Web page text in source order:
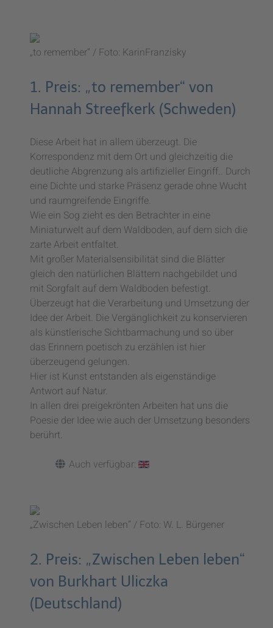
„to remember“ / Foto: KarinFranzisky
1. Preis: „to remember“ von
Hannah Streefkerk (Schweden)
Diese Arbeit hat in allem überzeugt. Die
Korrespondenz mit dem Ort und gleichzeitig die
deutliche Abgrenzung als artifizieller Eingriff.. Durch
eine Dichte und starke Präsenz gerade ohne Wucht
und raumgreifende Eingriffe.
Wie ein Sog zieht es den Betrachter in eine
Miniaturwelt auf dem Waldboden, auf dem sich die
zarte Arbeit entfaltet.
Mit großer Materialsensibilität sind die Blätter
gleich den natürlichen Blättern nachgebildet und
mit Sorgfalt auf dem Waldboden befestigt.
Überzeugt hat die Verarbeitung und Umsetzung der
Idee der Arbeit. Die Vergänglichkeit zu konservieren
als künstlerische Sichtbarmachung und so über
das Erinnern poetisch zu erzählen ist hier
überzeugend gelungen.
Hier ist Kunst entstanden als eigenständige
Antwort auf Natur.
In allen drei preigekrönten Arbeiten hat uns die
Poesie der Idee wie auch der Umsetzung besonders
berührt.
Auch verfügbar:
„Zwischen Leben leben“ / Foto: W. L. Bürgener
2. Preis: „Zwischen Leben leben“
von Burkhart Uliczka
(Deutschland)